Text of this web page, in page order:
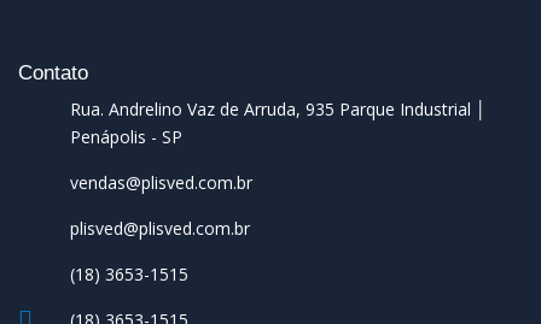
Contato
Rua. Andrelino Vaz de Arruda, 935 Parque Industrial │
Penápolis - SP
vendas@plisved.com.br
plisved@plisved.com.br
(18) 3653-1515